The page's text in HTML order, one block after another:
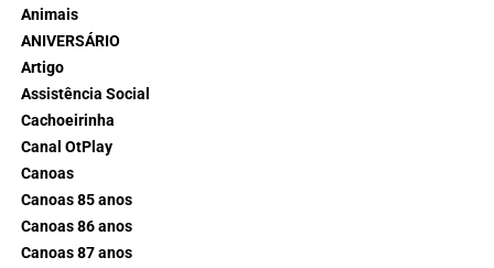
Animais
ANIVERSÁRIO
Artigo
Assistência Social
Cachoeirinha
Canal OtPlay
Canoas
Canoas 85 anos
Canoas 86 anos
Canoas 87 anos